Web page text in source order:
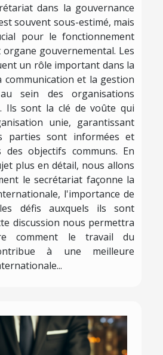
dans la gouvernance
souvent sous-estimé, mais
pour le fonctionnement
gouvernemental. Les
un rôle important dans la
communication et la gestion
sein des organisations
Ils sont la clé de voûte qui
unie, garantissant
parties sont informées et
des objectifs communs. En
plus en détail, nous allons
le secrétariat façonne la
l'importance de
défis auxquels ils sont
discussion nous permettra
comment le travail du
à une meilleure